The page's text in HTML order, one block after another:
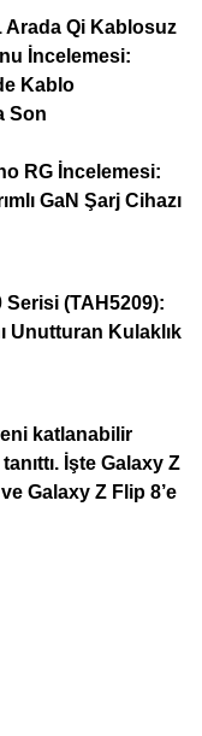
Arada Qi Kablosuz
İncelemesi:
Kablo
Son
RG İncelemesi:
GaN Şarj Cihazı
Serisi (TAH5209):
Unutturan Kulaklık
katlanabilir
İşte Galaxy Z
Galaxy Z Flip 8’e